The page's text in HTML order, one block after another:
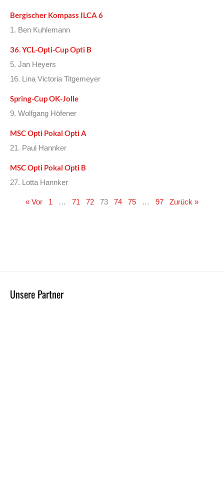
Bergischer Kompass ILCA 6
1. Ben Kuhlemann
36. YCL-Opti-Cup Opti B
5. Jan Heyers
16. Lina Victoria Titgemeyer
Spring-Cup OK-Jolle
9. Wolfgang Höfener
MSC Opti Pokal Opti A
21. Paul Hannker
MSC Opti Pokal Opti B
27. Lotta Hannker
« Vor 1 … 71 72 73 74 75 … 97 Zurück »
Unsere Partner